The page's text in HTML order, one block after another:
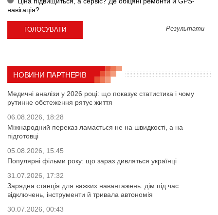
навігація?
Результати
НОВИНИ ПАРТНЕРІВ
Медичні аналізи у 2026 році: що показує статистика і чому
рутинне обстеження рятує життя
06.08.2026, 18:28
Міжнародний переказ ламається не на швидкості, а на
підготовці
05.08.2026, 15:45
Популярні фільми року: що зараз дивляться українці
31.07.2026, 17:32
Зарядна станція для важких навантажень: дім під час
відключень, інструменти й тривала автономія
30.07.2026, 00:43